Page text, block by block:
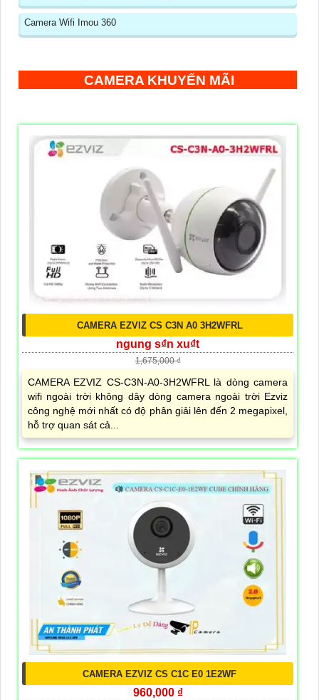
Camera Wifi Imou 360
CAMERA KHUYẾN MÃI
CAMERA EZVIZ CS C3N A0 3H2WFRL
ngung s₫n xu₫t
1,675,000 ₫
CAMERA EZVIZ CS-C3N-A0-3H2WFRL là dòng camera
wifi ngoài trời không dây dòng camera ngoài trời Ezviz
công nghệ mới nhất có độ phân giải lên đến 2 megapixel,
hỗ trợ quan sát cả...
CAMERA EZVIZ CS C1C E0 1E2WF
960,000 ₫